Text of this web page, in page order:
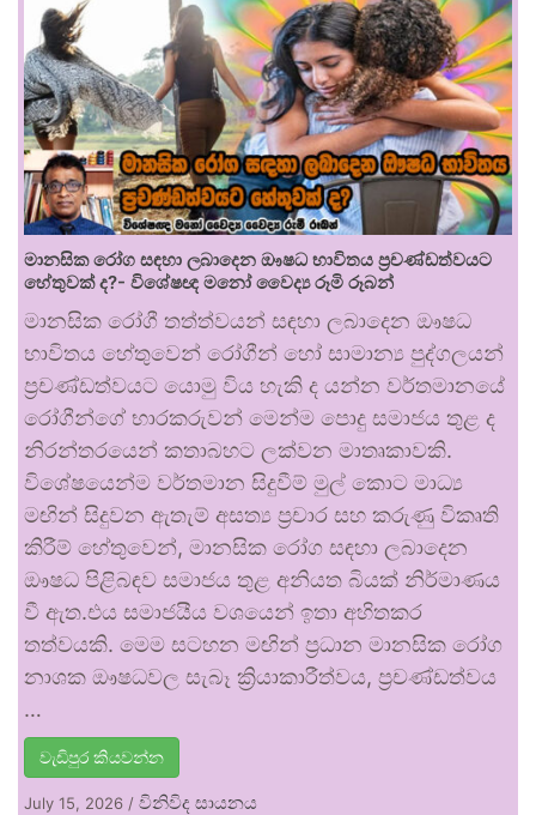
මානසික රෝග සඳහා ලබාදෙන ඖෂධ භාවිතය ප්‍රචණ්ඩත්වයට
හේතුවක් ද?- විශේෂඥ මනෝ වෛද්‍ය රූමි රූබන්
මානසික රෝගී තත්ත්වයන් සඳහා ලබාදෙන ඖෂධ
භාවිතය හේතුවෙන් රෝගීන් හෝ සාමාන්‍ය පුද්ගලයන්
ප්‍රචණ්ඩත්වයට යොමු විය හැකි ද යන්න වර්තමානයේ
රෝගීන්ගේ භාරකරුවන් මෙන්ම පොදු සමාජය තුළ ද
නිරන්තරයෙන් කතාබහට ලක්වන මාතෘකාවකි.
විශේෂයෙන්ම වර්තමාන සිදුවීම් මුල් කොට මාධ්‍ය
මඟින් සිදුවන ඇතැම් අසත්‍ය ප්‍රචාර සහ කරුණු විකෘති
කිරීම් හේතුවෙන්, මානසික රෝග සඳහා ලබාදෙන
ඖෂධ පිළිබඳව සමාජය තුළ අනියත බියක් නිර්මාණය
වී ඇත.එය සමාජයීය වශයෙන් ඉතා අහිතකර
තත්වයකි. මෙම සටහන මඟින් ප්‍රධාන මානසික රෝග
නාශක ඖෂධවල සැබෑ ක්‍රියාකාරීත්වය, ප්‍රචණ්ඩත්වය
…
වැඩිපුර කියවන්න
July 15, 2026 / විනිවිද සායනය